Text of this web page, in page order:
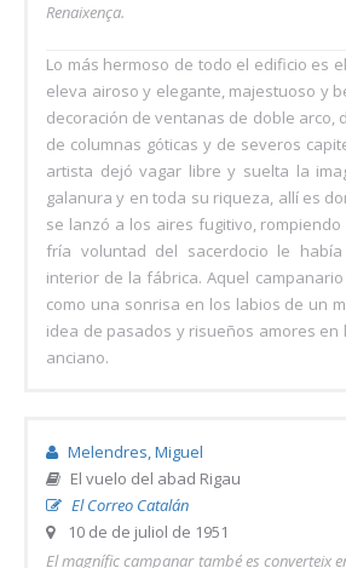
Renaixença.
Lo más hermoso de todo el edificio es
eleva airoso y elegante, majestuoso y
decoración de ventanas de doble arco,
de columnas góticas y de severos
artista dejó vagar libre y suelta la
galanura y en toda su riqueza, allí es
se lanzó a los aires fugitivo,
fría voluntad del sacerdocio le
interior de la fábrica. Aquel
como una sonrisa en los labios de un
idea de pasados y risueños amores en
anciano.
Melendres, Miguel
El vuelo del abad Rigau
El Correo Catalán
10 de de juliol de 1951
El magnífic campanar també es converteix